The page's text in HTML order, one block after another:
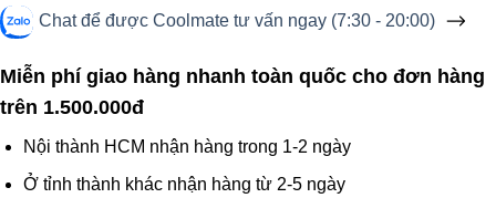
Chat để được Coolmate tư vấn ngay (7:30 - 20:00)
Miễn phí giao hàng nhanh toàn quốc cho đơn hàng
trên 1.500.000đ
Nội thành HCM nhận hàng trong 1-2 ngày
Ở tỉnh thành khác nhận hàng từ 2-5 ngày